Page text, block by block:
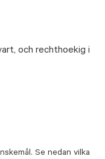
och rechthoekig i
Se nedan vilka